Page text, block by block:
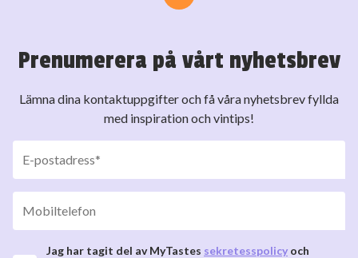
Prenumerera på vårt nyhetsbrev
Lämna dina kontaktuppgifter och få våra nyhetsbrev fyllda
med inspiration och vintips!
Jag har tagit del av MyTastes sekretesspolicy och